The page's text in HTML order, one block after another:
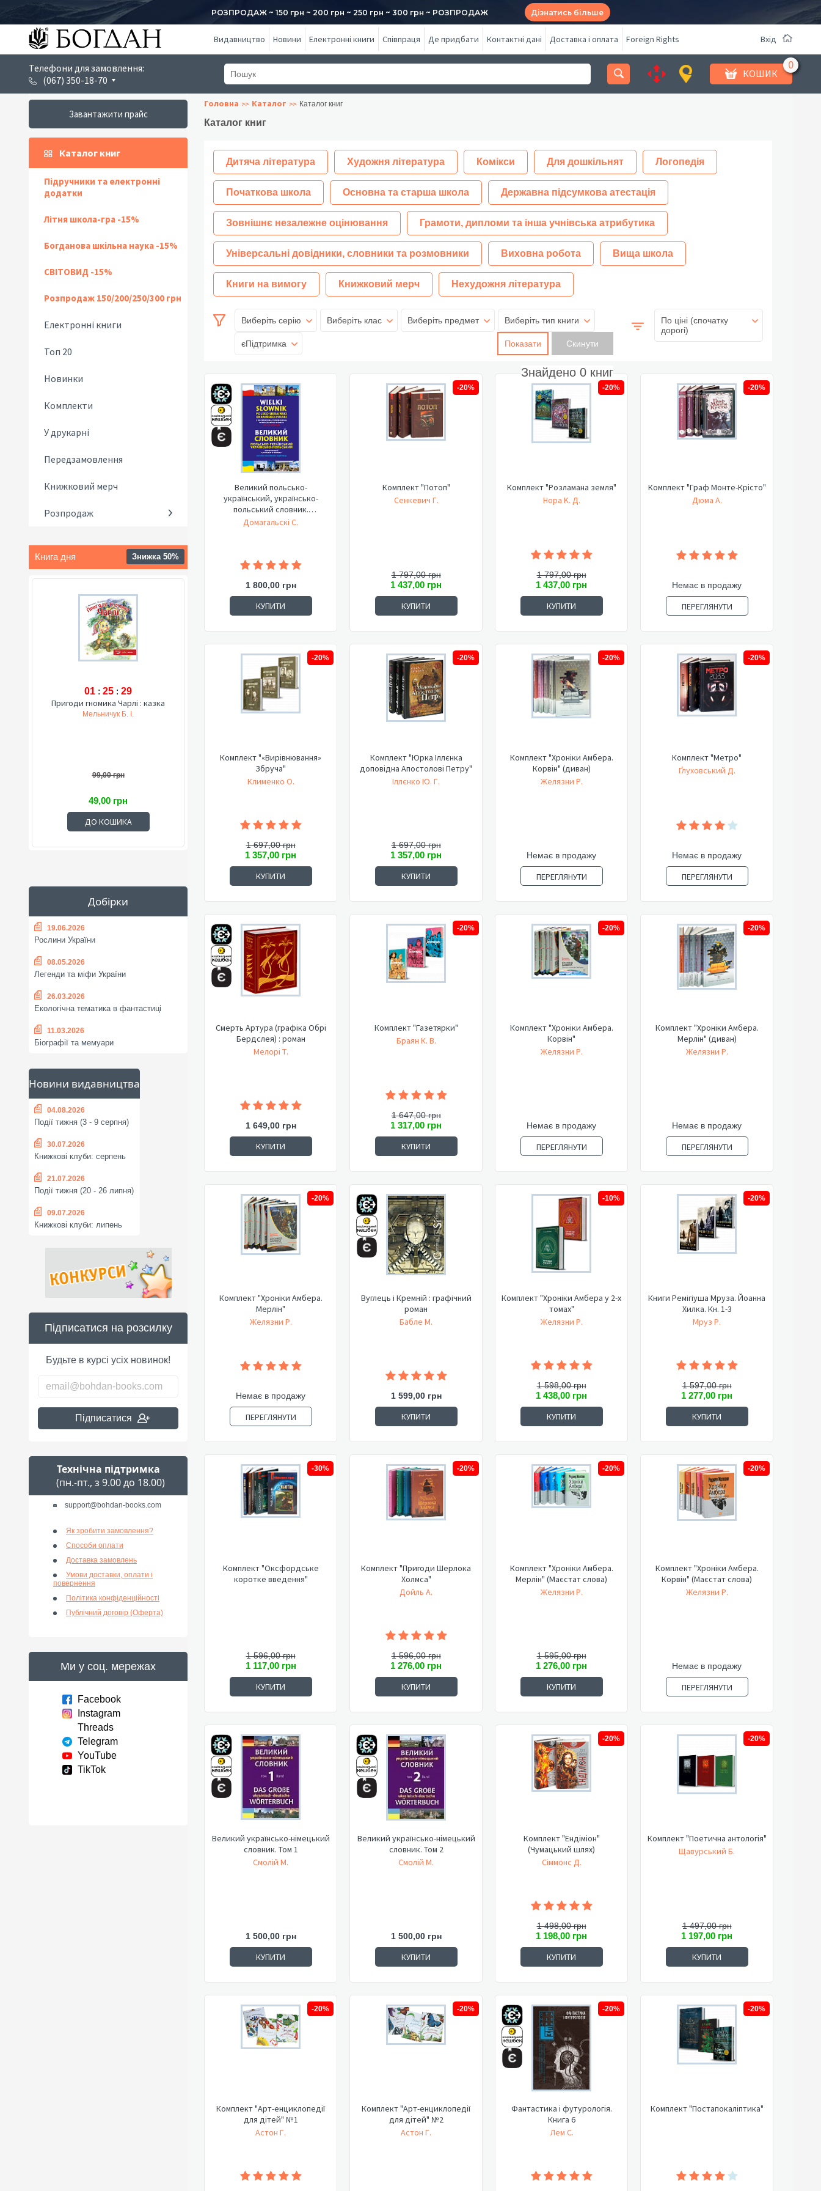
РОЗПРОДАЖ ~ 150 грн ~ 200 грн ~ 250 грн ~ 300 грн ~ РОЗПРОДАЖ Дізнатись більше
Видавництво Новини Електронні книги Співпраця Де придбати Контактні дані Доставка і оплата Foreign Rights Вхід
Телефони для замовлення:
(067) 350-18-70
КОШИК
Завантажити прайс
Каталог книг
Підручники та електронні
додатки
Літня школа-гра -15%
Богданова шкільна наука -15%
СВІТОВИД -15%
Розпродаж 150/200/250/300 грн
Електронні книги
Топ 20
Новинки
Комплекти
У друкарні
Передзамовлення
Книжковий мерч
Розпродаж
Книга дня Знижка 50%
01 : 25 : 28
Пригоди гномика Чарлі : казка
Мельничук Б. І.
99,00 грн
49,00 грн
ДО КОШИКА
Добірки
19.06.2026
Рослини України
08.05.2026
Легенди та міфи України
26.03.2026
Екологічна тематика в фантастиці
11.03.2026
Біографії та мемуари
Новини видавництва
04.08.2026
Події тижня (3 - 9 серпня)
30.07.2026
Книжкові клуби: серпень
21.07.2026
Події тижня (20 - 26 липня)
09.07.2026
Книжкові клуби: липень
Підписатися на розсилку
Будьте в курсі усіх новинок!
Підписатися
Технічна підтримка
(пн.-пт., з 9.00 до 18.00)
support@bohdan-books.com
Як зробити замовлення?
Способи оплати
Доставка замовлень
Умови доставки, оплати і
повернення
Політика конфіденційності
Публічний договір (Оферта)
Ми у соц. мережах
Facebook
Instagram
Threads
Telegram
YouTube
TikTok
Головна Каталог Каталог книг
Каталог книг
Дитяча література Художня література Комікси Для дошкільнят Логопедія
Початкова школа Основна та старша школа Державна підсумкова атестація
Зовнішнє незалежне оцінювання Грамоти, дипломи та інша учнівська атрибутика
Універсальні довідники, словники та розмовники Виховна робота Вища школа
Книги на вимогу Книжковий мерч Нехудожня література
Виберіть серію Виберіть клас Виберіть предмет Виберіть тип книги
єПідтримка Показати
Знайдено 0 книг
По ціні (спочатку
дорогі)
Великий польсько-
український, українсько-
польський словник.
Термінолог...
Домагальскі С.
1 800,00 грн
КУПИТИ
-20%
Комплект "Потоп"
Сенкевич Г.
1 797,00 грн
1 437,00 грн
КУПИТИ
-20%
Комплект "Розламана земля"
Нора K. Д.
1 797,00 грн
1 437,00 грн
КУПИТИ
-20%
Комплект "Граф Монте-Крісто"
Дюма А.
Немає в продажу
ПЕРЕГЛЯНУТИ
-20%
Комплект "«Вирівнювання»
Збруча"
Клименко О.
1 697,00 грн
1 357,00 грн
КУПИТИ
-20%
Комплект "Юрка Іллєнка
доповідна Апостолові Петру"
Іллєнко Ю. Г.
1 697,00 грн
1 357,00 грн
КУПИТИ
-20%
Комплект "Хроніки Амбера.
Корвін" (диван)
Желязни Р.
Немає в продажу
ПЕРЕГЛЯНУТИ
-20%
Комплект "Метро"
Ґлуховський Д.
Немає в продажу
ПЕРЕГЛЯНУТИ
Смерть Артура (графіка Обрі
Бердслея) : роман
Мелорі Т.
1 649,00 грн
КУПИТИ
-20%
Комплект "Газетярки"
Браян К. В.
1 647,00 грн
1 317,00 грн
КУПИТИ
-20%
Комплект "Хроніки Амбера.
Корвін"
Желязни Р.
Немає в продажу
ПЕРЕГЛЯНУТИ
-20%
Комплект "Хроніки Амбера.
Мерлін" (диван)
Желязни Р.
Немає в продажу
ПЕРЕГЛЯНУТИ
-20%
Комплект "Хроніки Амбера.
Мерлін"
Желязни Р.
Немає в продажу
ПЕРЕГЛЯНУТИ
Вуглець і Кремній : графічний
роман
Бабле М.
1 599,00 грн
КУПИТИ
-10%
Комплект "Хроніки Амбера у 2-х
томах"
Желязни Р.
1 598,00 грн
1 438,00 грн
КУПИТИ
-20%
Книги Ремігіуша Мруза. Йоанна
Хилка. Кн. 1-3
Мруз Р.
1 597,00 грн
1 277,00 грн
КУПИТИ
-30%
Комплект "Оксфордське
коротке введення"
1 596,00 грн
1 117,00 грн
КУПИТИ
-20%
Комплект "Пригоди Шерлока
Холмса"
Дойль А.
1 596,00 грн
1 276,00 грн
КУПИТИ
-20%
Комплект "Хроніки Амбера.
Мерлін" (Маєстат слова)
Желязни Р.
1 595,00 грн
1 276,00 грн
КУПИТИ
-20%
Комплект "Хроніки Амбера.
Корвін" (Маєстат слова)
Желязни Р.
Немає в продажу
ПЕРЕГЛЯНУТИ
Великий українсько-німецький
словник. Том 1
Смолій М.
1 500,00 грн
КУПИТИ
Великий українсько-німецький
словник. Том 2
Смолій М.
1 500,00 грн
КУПИТИ
-20%
Комплект "Ендіміон"
(Чумацький шлях)
Сіммонс Д.
1 498,00 грн
1 198,00 грн
КУПИТИ
-20%
Комплект "Поетична антологія"
Щавурський Б.
1 497,00 грн
1 197,00 грн
КУПИТИ
-20%
Комплект "Арт-енциклопедії
для дітей" №1
Астон Г.
-20%
Комплект "Арт-енциклопедії
для дітей" №2
Астон Г.
-20%
Фантастика і футурологія.
Книга 6
Лем С.
-20%
Комплект "Постапокаліптика"